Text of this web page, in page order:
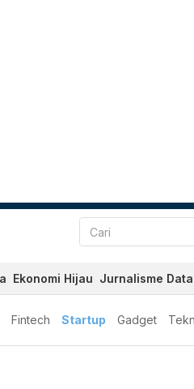
Ekonomi Hijau Jurnalisme Data
Fintech Startup Gadget